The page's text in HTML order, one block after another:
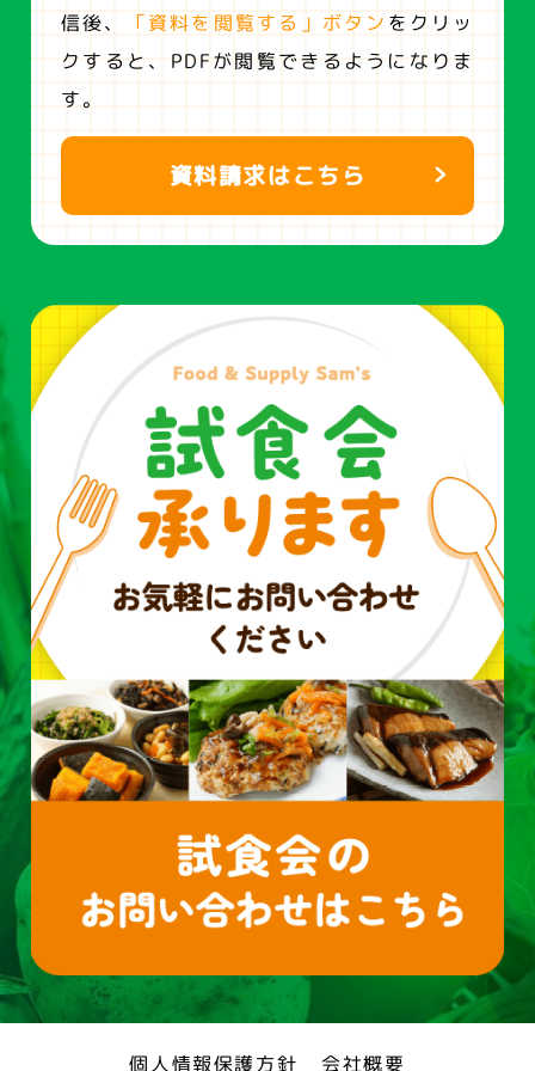
信後、 「資料を閲覧する」ボタン をクリッ
クすると、 PDFが閲覧できるようになりま
す。
資料請求はこちら
個人情報保護方針 会社概要